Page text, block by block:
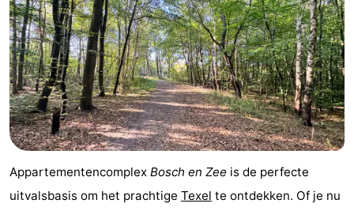
Boot
Waddenhoppen
-
Parkeren
Reisboekenwinkel
Nieuws
adressen
Regio
Appartementencomplex Bosch en Zee is de perfecte
uitvalsbasis om het prachtige Texel te ontdekken. Of je nu